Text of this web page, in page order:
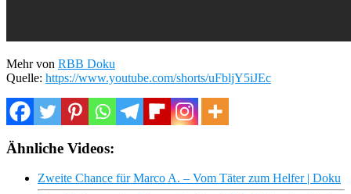
Mehr von RBB Doku
Quelle: https://www.youtube.com/shorts/uFbljY5iJEc
Ähnliche Videos:
Zweite Chance für Marco A. – Vom Täter zum Helfer | Doku